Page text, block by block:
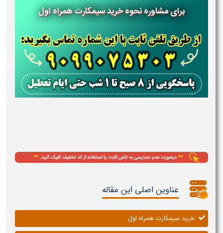
برای مشاوره نحوه خرید سیمکارت همراه اول
عناوین اصلی این مقاله
خرید سیمکارت همراه اول